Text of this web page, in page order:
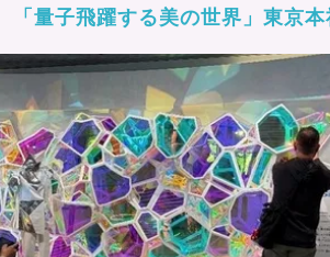
「量子飛躍する美の世界」東京